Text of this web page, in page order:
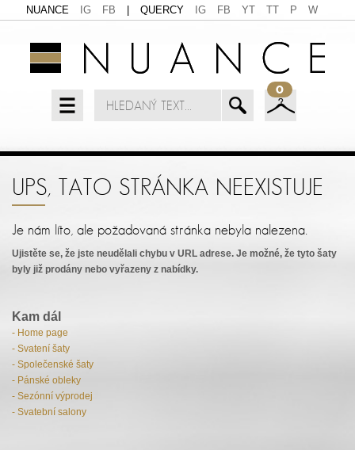
NUANCE IG FB QUERCY IG FB YT TT P W
0
UPS, TATO STRÁNKA NEEXISTUJE
Je nám líto, ale požadovaná stránka nebyla nalezena.
Ujistěte se, že jste neudělali chybu v URL adrese. Je možné, že tyto šaty
byly již prodány nebo vyřazeny z nabídky.
Kam dál
- Home page
- Svatení šaty
- Společenské šaty
- Pánské obleky
- Sezónní výprodej
- Svatební salony